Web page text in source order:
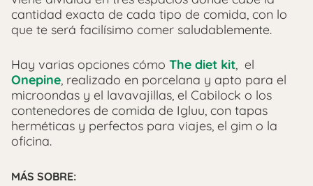
cantidad exacta de cada tipo de comida, con lo
que te será facilísimo comer saludablemente.
Hay varias opciones cómo The diet kit , el
Onepine , realizado en porcelana y apto para el
microondas y el lavavajillas, el Cabilock o los
contenedores de comida de Igluu, con tapas
herméticas y perfectos para viajes, el gim o la
oficina.
MÁS SOBRE: